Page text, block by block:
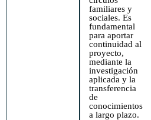
familiares y
sociales. Es
fundamental
para aportar
continuidad al
proyecto,
mediante la
investigación
aplicada y la
transferencia
de
conocimientos
a largo plazo.